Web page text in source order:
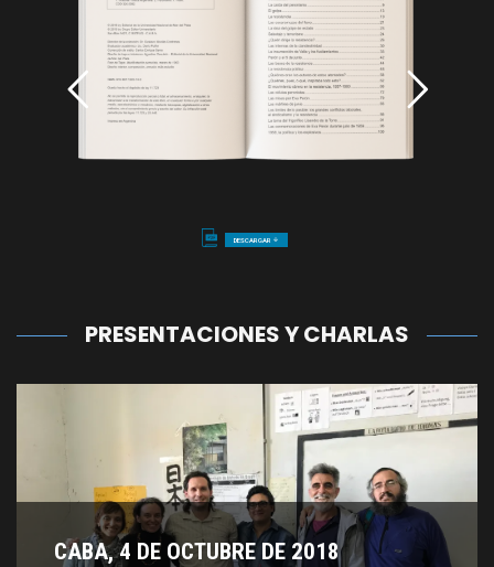
DESCARGAR arrow_downward
PRESENTACIONES Y CHARLAS
CABA, 4 DE OCTUBRE DE 2018
CABA, 4 DE OCTUBRE DE 2018